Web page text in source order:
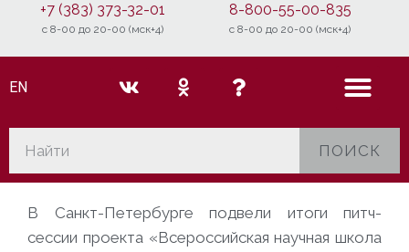
+7 (383) 373-32-01
c 8-00 до 20-00 (мск+4)
8-800-55-00-835
c 8-00 до 20-00 (мск+4)
EN
ПОИСК
В Санкт-Петербурге подвели итоги питч-
сессии проекта «Всероссийская научная школа